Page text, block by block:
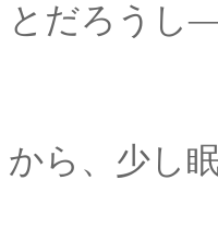
とだろう
「今の
「わか
から、少し
「ごめ